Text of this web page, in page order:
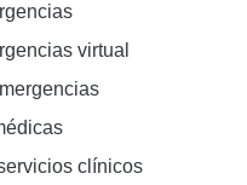
virtual
clínicos